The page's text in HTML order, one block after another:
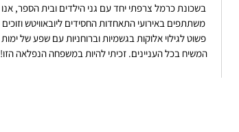
בשכונת כרמל צרפתי יחד עם גני הילדים ובית הספר, אנו
משתתפים באירועי התאחדות החסידים ליובאוויטש וזוכים
פשוט לגילוי אלוקות בגשמיות וברוחניות עם שפע של ימות
המשיח בכל העניינים. זכיתי להיות במשפחה הנפלאה הזו!